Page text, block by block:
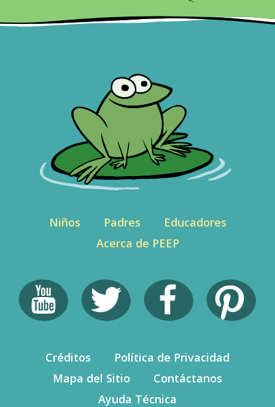
Niños Padres
Educadores
Acerca de PEEP
Créditos
Política de Privacidad
Mapa del Sitio
Contáctanos
Ayuda Técnica